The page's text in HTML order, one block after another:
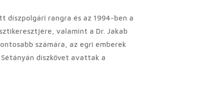
díszpolgári rangra és az 1994-ben a
valamint a Dr. Jakab
számára, az egri emberek
díszkövet avattak a